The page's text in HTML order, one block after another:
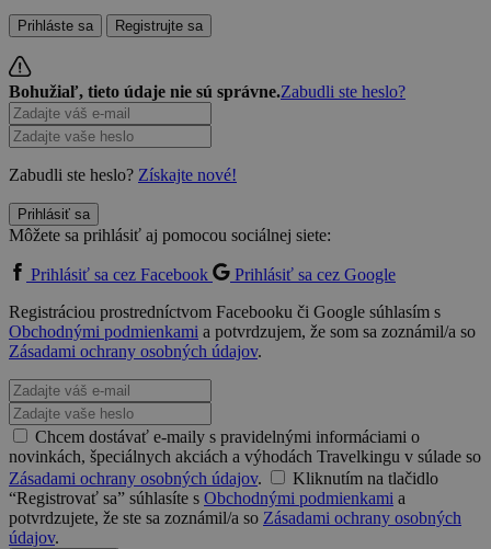
Prihláste sa Registrujte sa
Bohužiaľ, tieto údaje nie sú správne.Zabudli ste heslo?
Zabudli ste heslo? Získajte nové!
Prihlásiť sa
Môžete sa prihlásiť aj pomocou sociálnej siete:
Prihlásiť sa cez Facebook
Prihlásiť sa cez Google
Registráciou prostredníctvom Facebooku či Google súhlasím s
Obchodnými podmienkami a potvrdzujem, že som sa zoznámil/a so
Zásadami ochrany osobných údajov.
Chcem dostávať e-maily s pravidelnými informáciami o
novinkách, špeciálnych akciách a výhodách Travelkingu v súlade so
Zásadami ochrany osobných údajov.
Kliknutím na tlačidlo
“Registrovať sa” súhlasíte s Obchodnými podmienkami a
potvrdzujete, že ste sa zoznámil/a so Zásadami ochrany osobných
údajov.